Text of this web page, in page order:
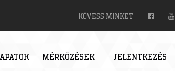
KÖVESS MINKET
MÉRKŐZÉSEK JELENTKEZÉS